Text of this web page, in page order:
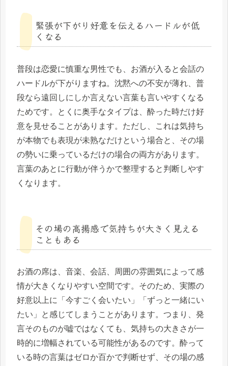
緊張が下がり好意を伝えるハードルが低
くなる
普段は恋愛に慎重な男性でも、お酒が入ると会話の
ハードルが下がりますね。沈黙への不安が薄れ、普
段なら遠回しにしか言えない言葉も言いやすくなる
ためです。とくに奥手なタイプは、酔った時だけ好
意を見せることがあります。ただし、これは気持ち
が本物でも表現が未熟なだけという場合と、その場
の勢いに乗っているだけの場合の両方があります。
言葉のあとに行動が伴うかで整理すると判断しやす
くなります。
その場の高揚感で気持ちが大きく見える
こともある
お酒の席は、音楽、会話、周囲の雰囲気によって感
情が大きくなりやすい空間です。そのため、実際の
好意以上に「今すごく会いたい」「ずっと一緒にい
たい」と感じてしまうことがあります。つまり、発
言そのものが嘘ではなくても、気持ちの大きさが一
時的に増幅されている可能性があるのです。酔って
いる時の言葉はゼロか百かで判断せず、その場の感